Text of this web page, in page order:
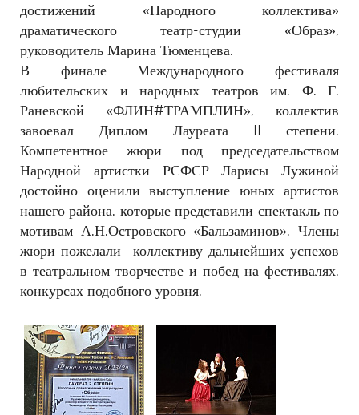
достижений «Народного коллектива»
драматического театр-студии «Образ»,
руководитель Марина Тюменцева.
В финале Международного фестиваля
любительских и народных театров им. Ф. Г.
Раневской «ФЛИН#ТРАМПЛИН», коллектив
завоевал Диплом Лауреата II степени.
Компетентное жюри под председательством
Народной артистки РСФСР Ларисы Лужиной
достойно оценили выступление юных артистов
нашего района, которые представили спектакль по
мотивам А.Н.Островского «Бальзаминов». Члены
жюри пожелали коллективу дальнейших успехов
в театральном творчестве и побед на фестивалях,
конкурсах подобного уровня.